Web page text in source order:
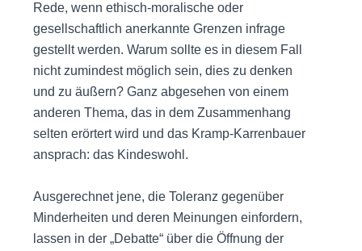
Rede, wenn ethisch-moralische oder
gesellschaftlich anerkannte Grenzen infrage
gestellt werden. Warum sollte es in diesem Fall
nicht zumindest möglich sein, dies zu denken
und zu äußern? Ganz abgesehen von einem
anderen Thema, das in dem Zusammenhang
selten erörtert wird und das Kramp-Karrenbauer
ansprach: das Kindeswohl.
Ausgerechnet jene, die Toleranz gegenüber
Minderheiten und deren Meinungen einfordern,
lassen in der „Debatte“ über die Öffnung der